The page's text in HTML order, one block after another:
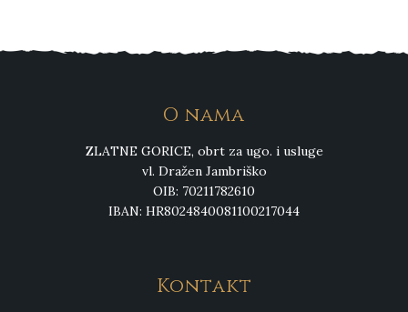
O nama
ZLATNE GORICE, obrt za ugo. i usluge
vl. Dražen Jambriško
OIB: 70211782610
IBAN: HR8024840081100217044
Kontakt